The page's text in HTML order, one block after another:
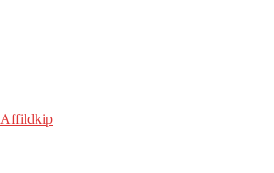
Affildkip